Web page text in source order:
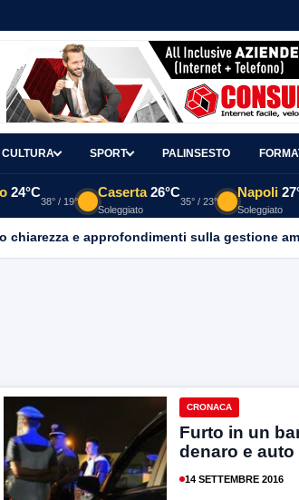
CULTURA SPORT PALINSESTO
24°C
38° / 19°
Caserta 26°C
Soleggiato
35° / 23°
Napoli
Soleggiato
chiarezza e approfondimenti sulla gestione
CRONACA
Furto in un
denaro e auto
14 SETTEMBRE 2016